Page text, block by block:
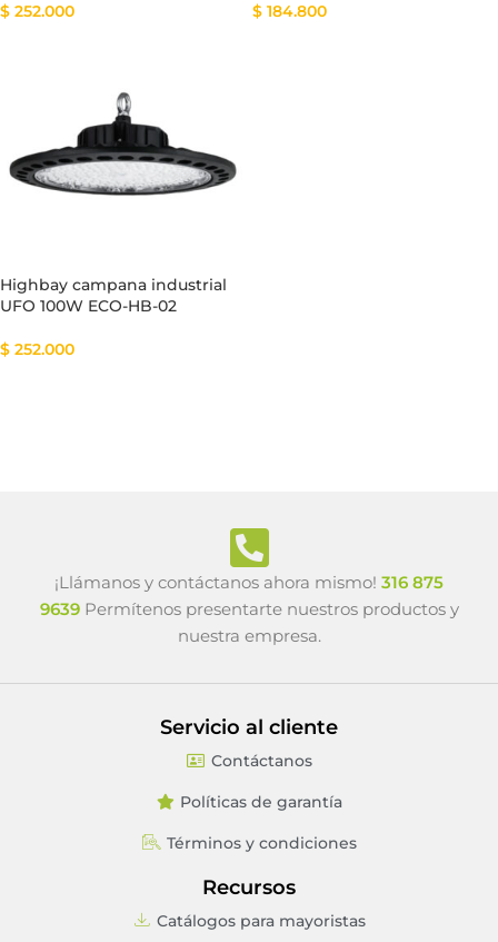
$ 252.000 $ 184.800
Highbay campana industrial
UFO 100W ECO-HB-02
$ 252.000
¡Llámanos y contáctanos ahora mismo! 316 875
9639Permítenos presentarte nuestros productos y
nuestra empresa.
Servicio al cliente
Contáctanos
Políticas de garantía
Términos y condiciones
Recursos
Catálogos para mayoristas